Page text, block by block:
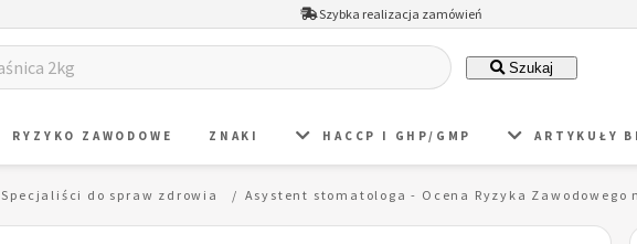
Szybka realizacja zamówień
Szukaj
RYZYKO ZAWODOWE ZNAKI HACCP I GHP/GMP ARTYKUŁY
Specjaliści do spraw zdrowia Asystent stomatologa - Ocena Ryzyka Zawodowego